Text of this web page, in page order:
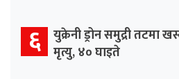
६ युक्रेनी ड्रोन समुद्री तटमा
मृत्यु, ४० घाइते